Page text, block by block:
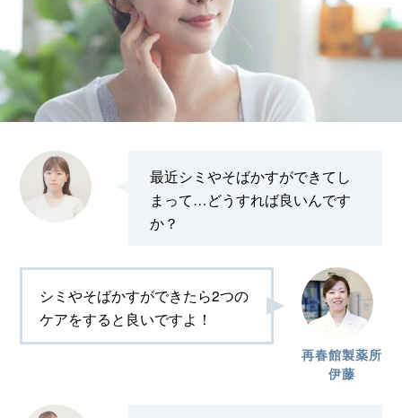
最近シミやそばかすができてし
まって…どうすれば良いんです
か？
再春館製薬所
伊藤
シミやそばかすができたら2つの
ケアをすると良いですよ！